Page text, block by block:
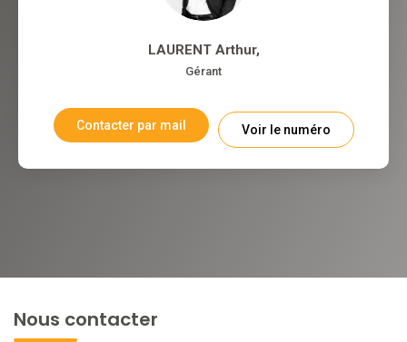
LAURENT Arthur,
Gérant
Contacter par mail Voir le numéro
Nous contacter